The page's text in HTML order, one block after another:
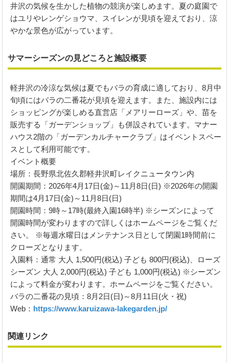
井沢の気候を生かした植物の競演が楽しめます。夏の庭園で
はユリやレンゲショウマ、スイレンが見頃を迎えており、涼
やかな景色が広がっています。
サマーシーズンの見どころと施設概要
軽井沢の冷涼な気候は夏でもバラの育成に適しており、8月中
旬頃にはバラの二番花が見頃を迎えます。また、施設内には
ショッピングが楽しめる直営店「メアリーローズ」や、苗を
販売する「ガーデンショップ」も併設されています。マナー
ハウス2階の「ガーデンカルチャークラブ」はイベントスペー
スとして利用可能です。
イベント概要
場所：長野県北佐久郡軽井沢町レイクニュータウン内
開園期間：2026年4月17日(金)～11月8日(日) ※2026年の開園
期間は4月17日(金)～11月8日(日)
開園時間：9時～17時(最終入園16時半) ※シーズンによって
開園時間が変わりますので詳しくはホームページをご覧くだ
さい。 ※毎週水曜日はメンテナンス日として閉園1時間前に
クローズとなります。
入園料：通常 大人 1,500円(税込) 子ども 800円(税込)、ローズ
シーズン 大人 2,000円(税込) 子ども 1,000円(税込) ※シーズン
によって料金が変わります。ホームページをご覧ください。
バラの二番花の見頃：8月2日(日)～8月11日(火・祝)
Web： https://www.karuizawa-lakegarden.jp/
関連リンク